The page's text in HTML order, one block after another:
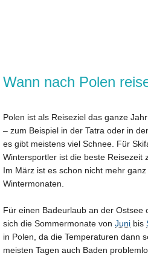
Wann nach Polen
Polen ist als Reiseziel das ganze
– zum Beispiel in der Tatra oder in
es gibt meistens viel Schnee. Für
Wintersportler ist die beste Reisezeit
Im März ist es schon nicht mehr
Wintermonaten.
Für einen Badeurlaub an der Ostsee
sich die Sommermonate von Juni bis
in Polen, da die Temperaturen dann
meisten Tagen auch Baden